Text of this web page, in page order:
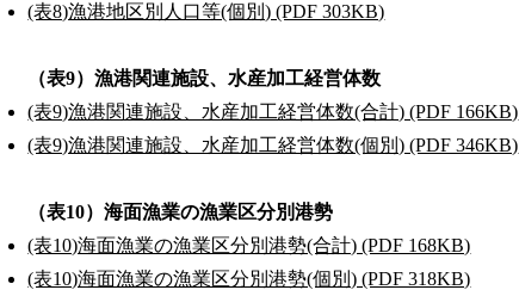
(表8)漁港地区別人口等(個別) (PDF 303KB)
（表9）漁港関連施設、水産加工経営体数
(表9)漁港関連施設、水産加工経営体数(合計) (PDF 166KB)
(表9)漁港関連施設、水産加工経営体数(個別) (PDF 346KB)
（表10）海面漁業の漁業区分別港勢
(表10)海面漁業の漁業区分別港勢(合計) (PDF 168KB)
(表10)海面漁業の漁業区分別港勢(個別) (PDF 318KB)